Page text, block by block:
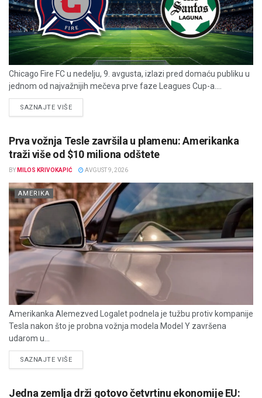
Chicago Fire FC u nedelju, 9. avgusta, izlazi pred domaću publiku u
jednom od najvažnijih mečeva prve faze Leagues Cup-a....
SAZNAJTE VIŠEDETAILS
Prva vožnja Tesle završila u plamenu: Amerikanka
traži više od $10 miliona odštete
BY MILOS KRIVOKAPIĆ AVGUST 9, 2026
AMERIKA
Amerikanka Alemezved Logalet podnela je tužbu protiv kompanije
Tesla nakon što je probna vožnja modela Model Y završena
udarom u...
SAZNAJTE VIŠEDETAILS
Jedna zemlja drži gotovo četvrtinu ekonomije EU: